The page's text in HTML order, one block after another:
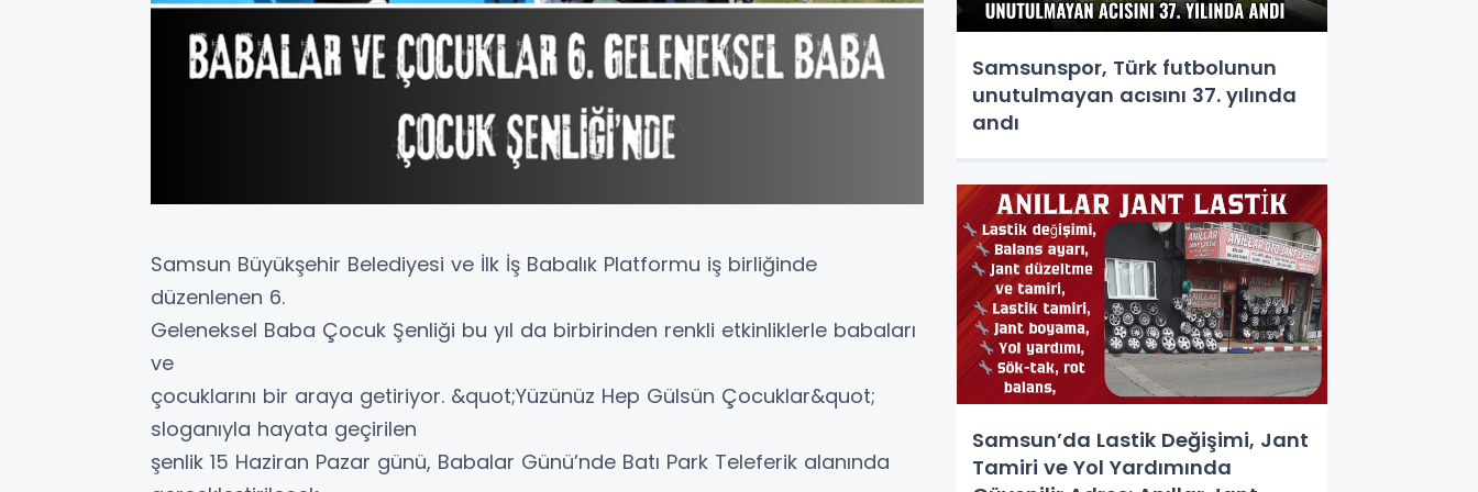
Samsun Büyükşehir Belediyesi ve İlk İş Babalık Platformu iş birliğinde
düzenlenen 6.
Geleneksel Baba Çocuk Şenliği bu yıl da birbirinden renkli etkinliklerle babaları
ve
çocuklarını bir araya getiriyor. &quot;Yüzünüz Hep Gülsün Çocuklar&quot;
sloganıyla hayata geçirilen
şenlik 15 Haziran Pazar günü, Babalar Günü’nde Batı Park Teleferik alanında
Samsunspor, Türk futbolunun
unutulmayan acısını 37. yılında
andı
Samsun’da Lastik Değişimi, Jant
Tamiri ve Yol Yardımında